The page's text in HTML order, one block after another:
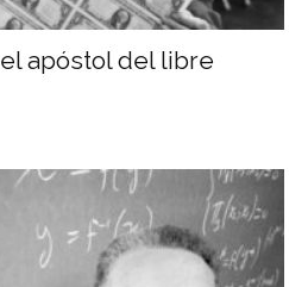
apóstol del libre